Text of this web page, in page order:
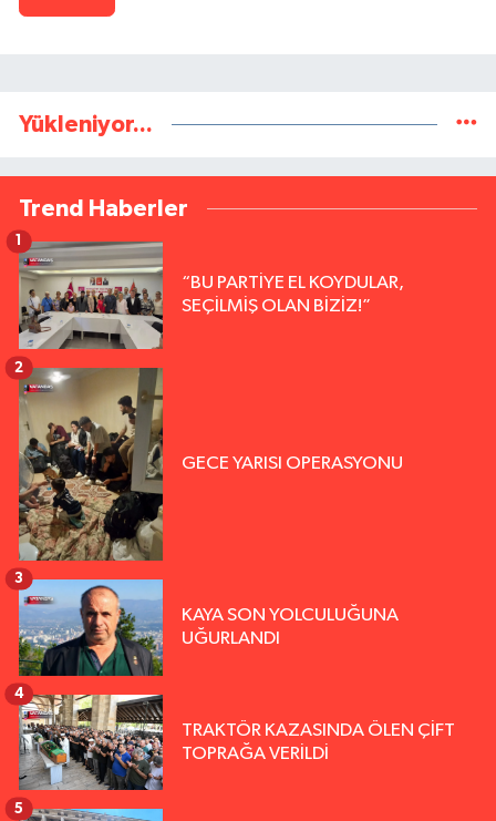
Yükleniyor...
Trend Haberler
“BU PARTİYE EL KOYDULAR,
SEÇİLMİŞ OLAN BİZİZ!”
1
GECE YARISI OPERASYONU
2
KAYA SON YOLCULUĞUNA
UĞURLANDI
3
TRAKTÖR KAZASINDA ÖLEN ÇİFT
TOPRAĞA VERİLDİ
4
5